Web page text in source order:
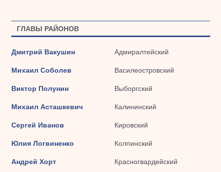
ГЛАВЫ РАЙОНОВ
Дмитрий Вакушин Адмиралтейский
Михаил Соболев Василеостровский
Виктор Полунин Выборгский
Михаил Асташкевич Калининский
Сергей Иванов Кировский
Юлия Логвиненко Колпинский
Андрей Хорт Красногвардейский